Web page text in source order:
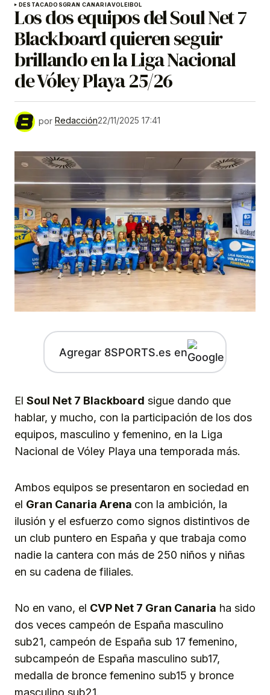
DESTACADOSGRAN CANARIAVOLEIBOL
Los dos equipos del Soul Net 7
Blackboard quieren seguir
brillando en la Liga Nacional
de Vóley Playa 25/26
por Redacción22/11/2025 17:41
Agregar 8SPORTS.es en
El Soul Net 7 Blackboard sigue dando que
hablar, y mucho, con la participación de los dos
equipos, masculino y femenino, en la Liga
Nacional de Vóley Playa una temporada más.
Ambos equipos se presentaron en sociedad en
el Gran Canaria Arena con la ambición, la
ilusión y el esfuerzo como signos distintivos de
un club puntero en España y que trabaja como
nadie la cantera con más de 250 niños y niñas
en su cadena de filiales.
No en vano, el CVP Net 7 Gran Canaria ha sido
dos veces campeón de España masculino
sub21, campeón de España sub 17 femenino,
subcampeón de España masculino sub17,
medalla de bronce femenino sub15 y bronce